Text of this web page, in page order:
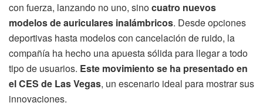
con fuerza, lanzando no uno, sinocuatro nuevos
modelos de auriculares inalámbricos. Desde opciones
deportivas hasta modelos con cancelación de ruido, la
compañía ha hecho una apuesta sólida para llegar a todo
tipo de usuarios. Este movimiento se ha presentado en
el CES de Las Vegas, un escenario ideal para mostrar sus
innovaciones.